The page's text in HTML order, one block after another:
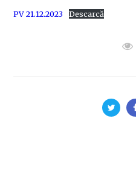
PV 21.12.2023 Descarcă